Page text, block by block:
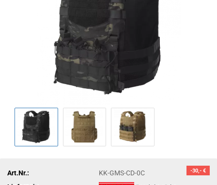
-30,- €
Art.Nr.:
KK-GMS-CD-0C